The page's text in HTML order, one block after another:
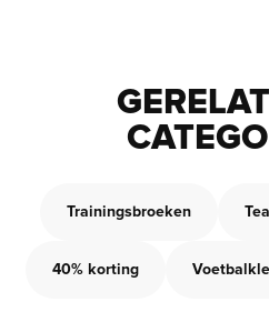
Trainingsbroeken
40% korting